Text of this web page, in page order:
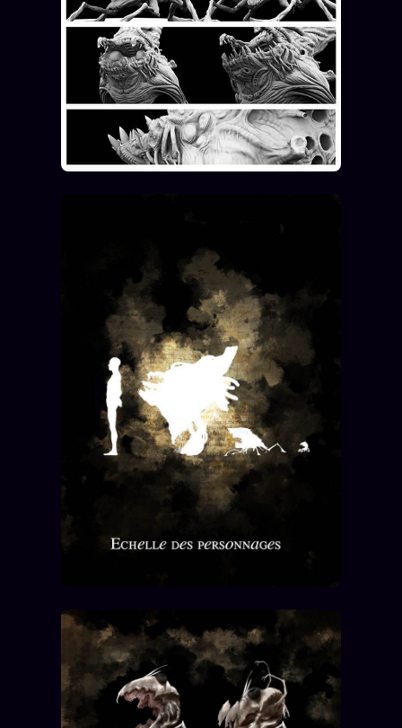
BRAQUAGE2021
SUSPECTE2022
Compte Suspendu2024
Les Limites2025
Le procès Brigitte Macron
Catalogue
SOCIÉTÉ DES AMIS
L'Association ★
S'abonner GRATUIT
Cercle Privé 30€/M
Mécène
Témoignages 85 000
Bienvenue nouveau membre
z/S SYSTEMS2026